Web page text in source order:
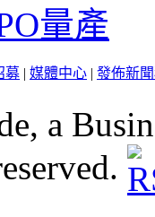
量產
募 | 媒體中心 | 發佈新
a